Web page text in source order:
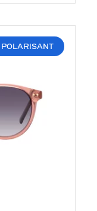
POLARISANT